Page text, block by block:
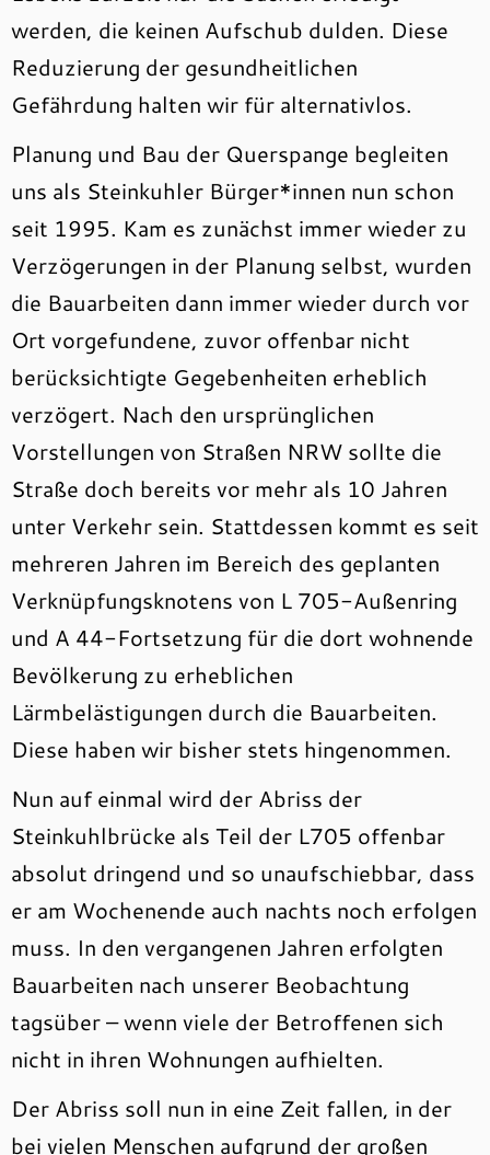
werden, die keinen Aufschub dulden. Diese
Reduzierung der gesundheitlichen
Gefährdung halten wir für alternativlos.
Planung und Bau der Querspange begleiten
uns als Steinkuhler Bürger*innen nun schon
seit 1995. Kam es zunächst immer wieder zu
Verzögerungen in der Planung selbst, wurden
die Bauarbeiten dann immer wieder durch vor
Ort vorgefundene, zuvor offenbar nicht
berücksichtigte Gegebenheiten erheblich
verzögert. Nach den ursprünglichen
Vorstellungen von Straßen NRW sollte die
Straße doch bereits vor mehr als 10 Jahren
unter Verkehr sein. Stattdessen kommt es seit
mehreren Jahren im Bereich des geplanten
Verknüpfungsknotens von L 705-Außenring
und A 44-Fortsetzung für die dort wohnende
Bevölkerung zu erheblichen
Lärmbelästigungen durch die Bauarbeiten.
Diese haben wir bisher stets hingenommen.
Nun auf einmal wird der Abriss der
Steinkuhlbrücke als Teil der L705 offenbar
absolut dringend und so unaufschiebbar, dass
er am Wochenende auch nachts noch erfolgen
muss. In den vergangenen Jahren erfolgten
Bauarbeiten nach unserer Beobachtung
tagsüber – wenn viele der Betroffenen sich
nicht in ihren Wohnungen aufhielten.
Der Abriss soll nun in eine Zeit fallen, in der
bei vielen Menschen aufgrund der großen